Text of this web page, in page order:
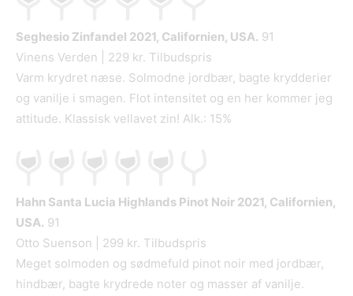
Seghesio Zinfandel 2021, Californien, USA. 91
Vinens Verden | 229 kr. Tilbudspris
Varm krydret næse. Solmodne jordbær, bagte krydderier
og vanilje i smagen. Flot intensitet og en her kommer jeg
attitude. Klassisk vellavet zin! Alk.: 15%
Hahn Santa Lucia Highlands Pinot Noir 2021, Californien,
USA. 91
Otto Suenson | 299 kr. Tilbudspris
Meget solmoden og sødmefuld pinot noir med jordbær,
hindbær, bagte krydrede noter og masser af vanilje.